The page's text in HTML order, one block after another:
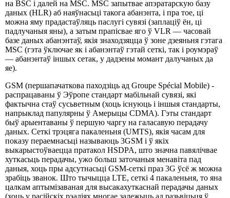
на BSC і далей на MSC. MSC запытвае апэратарскую базу
даных (HLR) аб наяўнасьці такога абанэнта, і пра тое, ці
можна яму прадастаўляць паслугі сувязі (заплаціў ён, ці
падлучаныя яны), а затым прапісвае яго ў VLR — часовай
базе даных абанэнтаў, якія знаходзяцца ў зоне дзеяньня гэтага
MSC (гэта ўключае як і абанэнтаў гэтай сеткі, так і роумэраў
— абанэнтаў іншых сетак, у дадзены момант далучаных да
яе).
GSM (першапачаткова паходзіць ад Groupe Spécial Mobile) -
распрацаваны ў Эўропе стандарт мабільнай сувязі, які
фактычна стаў сусьветным (хоць існуюць і іншыя стандарты,
напрыклад папулярны ў Амерыцы CDMA). Гэты стандарт
быў арыентаваны ў першую чаргу на галасавую перадачу
даных. Сеткі трэцяга пакаленьня (UMTS), якія часам для
показу пераемнасьці называюць 3GSM і ў якіх
выкарыстоўваецца пратакол HSDPA, што значна павялічвае
хуткасьць перадачы, ужо больш заточаныя менавіта пад
даныя, хоць пры адсутнасьці GSM-сеткі праз 3G ўсё ж можна
зрабіць званок. Што тычыцца LTE, сеткі 4 пакаленьня, то яна
цалкам аптымізаваная для высакахуткаснай перадачы даных
(хоць у расійскіх рэаліях многае залежыць ад разьвіцьця ў